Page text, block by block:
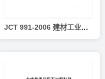
JCT 991-2006 建材工业用石膏墙板(砌块)成型机